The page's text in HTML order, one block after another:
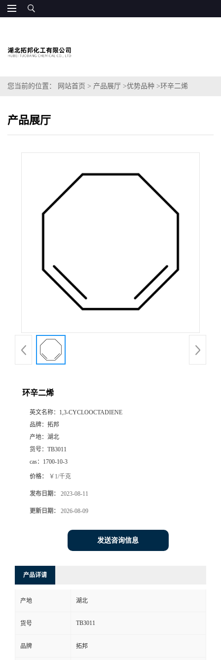
您当前的位置： 网站首页 > 产品展厅 >优势品种 >环辛二烯
产品展厅
环辛二烯
英文名称： 1,3-CYCLOOCTADIENE
品牌： 拓邦
产地： 湖北
货号： TB3011
cas： 1700-10-3
价格： ￥1/千克
发布日期： 2023-08-11
更新日期： 2026-08-09
发送咨询信息
产品详请
产地 湖北
货号 TB3011
品牌 拓邦